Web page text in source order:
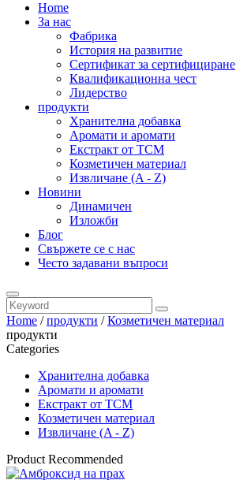
Home
За нас
Фабрика
История на развитие
Сертификат за сертифициране
Квалификационна чест
Лидерство
продукти
Хранителна добавка
Аромати и аромати
Екстракт от TCM
Козметичен материал
Извличане (A - Z)
Новини
Динамичен
Изложби
Блог
Свържете се с нас
Често задавани въпроси
Home /продукти /Козметичен материал
продукти
Categories
Хранителна добавка
Аромати и аромати
Екстракт от TCM
Козметичен материал
Извличане (A - Z)
Product Recommended